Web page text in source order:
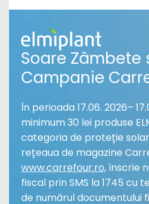
Soare Zâmbete
Campanie
În perioada 17.06. 2026–
minimum 30 lei produse
categoria de proteție
rețeaua de magazine
www.carrefour.ro, înscrie
fiscal prin SMS la 1745 cu
de numărul documentului